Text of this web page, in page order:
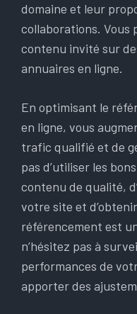
domaine et leur
collaborations. Vous
contenu invité sur
annuaires en ligne.
En optimisant le
en ligne, vous
trafic qualifié et de
pas d’utiliser les
contenu de qualité,
votre site et
référencement est
n’hésitez pas à
performances de
apporter des